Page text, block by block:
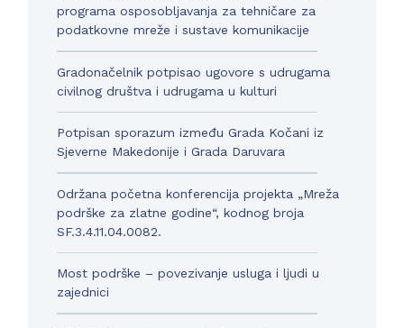
programa osposobljavanja za tehničare za
podatkovne mreže i sustave komunikacije
Gradonačelnik potpisao ugovore s udrugama
civilnog društva i udrugama u kulturi
Potpisan sporazum između Grada Kočani iz
Sjeverne Makedonije i Grada Daruvara
Održana početna konferencija projekta „Mreža
podrške za zlatne godine“, kodnog broja
SF.3.4.11.04.0082.
Most podrške – povezivanje usluga i ljudi u
zajednici